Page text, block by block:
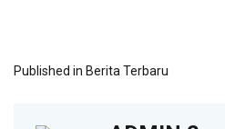
Published in Berita Terbaru